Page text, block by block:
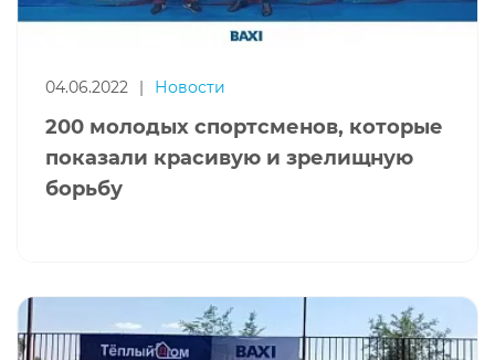
04.06.2022 Новости
200 молодых спортсменов, которые
показали красивую и зрелищную
борьбу